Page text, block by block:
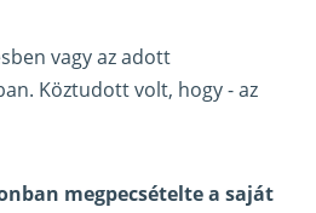
vagy az adott
Köztudott volt, hogy - az
megpecsételte a saját